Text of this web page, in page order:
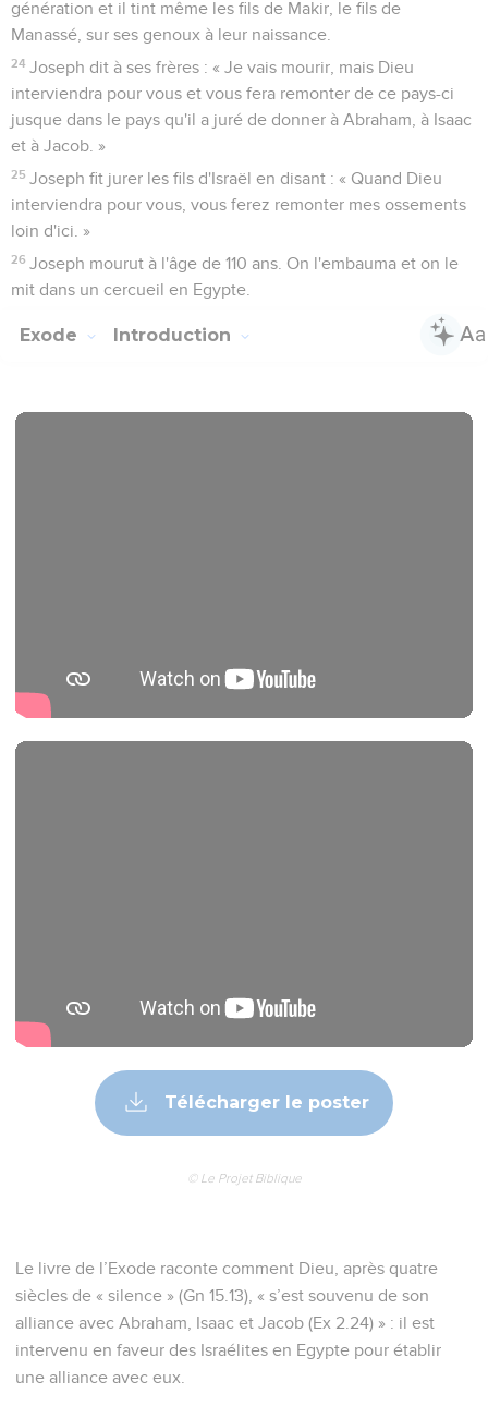
génération et il tint même les fils de Makir, le fils de
Manassé, sur ses genoux à leur naissance.
24 Joseph dit à ses frères : « Je vais mourir, mais Dieu
interviendra pour vous et vous fera remonter de ce pays-ci
jusque dans le pays qu'il a juré de donner à Abraham, à Isaac
et à Jacob. »
25 Joseph fit jurer les fils d'Israël en disant : « Quand Dieu
interviendra pour vous, vous ferez remonter mes ossements
loin d'ici. »
26 Joseph mourut à l'âge de 110 ans. On l'embauma et on le
mit dans un cercueil en Egypte.
Exode Introduction
Télécharger le poster
© Le Projet Biblique
Le livre de l’Exode raconte comment Dieu, après quatre
siècles de « silence » (Gn 15.13), « s’est souvenu de son
alliance avec Abraham, Isaac et Jacob (Ex 2.24) » : il est
intervenu en faveur des Israélites en Egypte pour établir
une alliance avec eux.